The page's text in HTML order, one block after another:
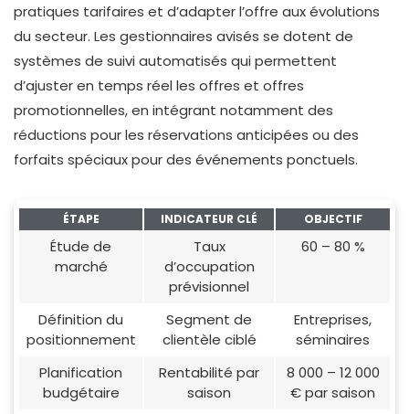
pratiques tarifaires et d’adapter l’offre aux évolutions
du secteur. Les gestionnaires avisés se dotent de
systèmes de suivi automatisés qui permettent
d’ajuster en temps réel les offres et offres
promotionnelles, en intégrant notamment des
réductions pour les réservations anticipées ou des
forfaits spéciaux pour des événements ponctuels.
ÉTAPE INDICATEUR CLÉ OBJECTIF
Étude de
marché
Taux
d’occupation
prévisionnel
60 – 80 %
Définition du
positionnement
Segment de
clientèle ciblé
Entreprises,
séminaires
Planification
budgétaire
Rentabilité par
saison
8 000 – 12 000
€ par saison